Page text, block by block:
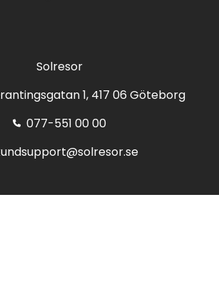
Solresor
1, 417 06 Göteborg
077-551 00 00